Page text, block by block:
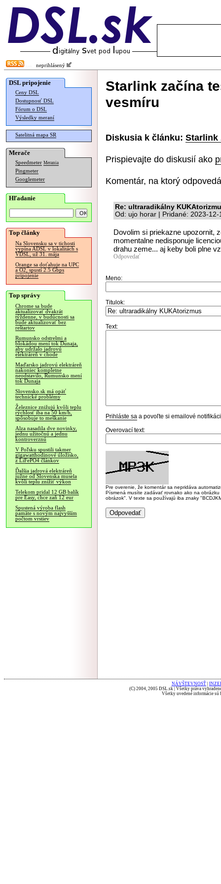
neprihlásený
DSL pripojenie
Ceny DSL
Dostupnosť DSL
Fórum o DSL
Výsledky meraní
Satelitná mapa SR
Merače
Speedmeter Merania
Pingmeter
Googlemeter
Hľadanie
Top články
Na Slovensku sa v tichosti
vypína ADSL v lokalitách s
VDSL, už 31. mája
Orange sa doťahuje na UPC
a O2, spustí 2.5 Gbps
pripojenie
Top správy
Chrome sa bude
aktualizovať dvakrát
týždenne, v budúcnosti sa
bude aktualizovať bez
reštartov
Rumunsko odstrelmi a
blokádou mení tok Dunaja,
aby udržalo jadrovú
elektráreň v chode
Maďarsko jadrovú elektráreň
nakoniec kompletne
neodstavilo, Rumunsko mení
tok Dunaja
Slovensko.sk má opäť
technické problémy
Železnice znižujú kvôli teplu
rýchlosť iba na 50 km/h,
spôsobuje to meškanie
Alza nasadila dve novinky,
jednu užitočnú a jednu
kontroverznú
V Poľsku spustili takmer
gigawatthodinové úložisko,
z LiFePO4 článkov
Ďalšia jadrová elektráreň
južne od Slovenska musela
kvôli teplu znížiť výkon
Telekom pridal 12 GB balík
pre Easy, chce zaň 12 eur
Spustená výroba flash
pamäte s novým najvyšším
počtom vrstiev
Starlink začína
vesmíru
Diskusia k článku: Starlink
Prispievajte do diskusií ako
Komentár, na ktorý
Re: ultraradikálny
Od: ujo horar | Pridané: 2023-12-
Dovolim si priekazne upozornit,
momentalne nedisponuje
drahu zeme... aj keby boli plne
Odpovedať
Meno:
Titulok:
Text:
Prihláste sa a povoľte si emailové
Overovací text:
Pre overenie, že komentár sa nepridáva
Písmená musíte zadávať rovnako ako na
obrázok". V texte sa používajú iba znaky
NÁVŠTEVNOSŤ
(C) 2004, 2005 DSL.sk | Všetky práva
Všetky uvedené informácie sú